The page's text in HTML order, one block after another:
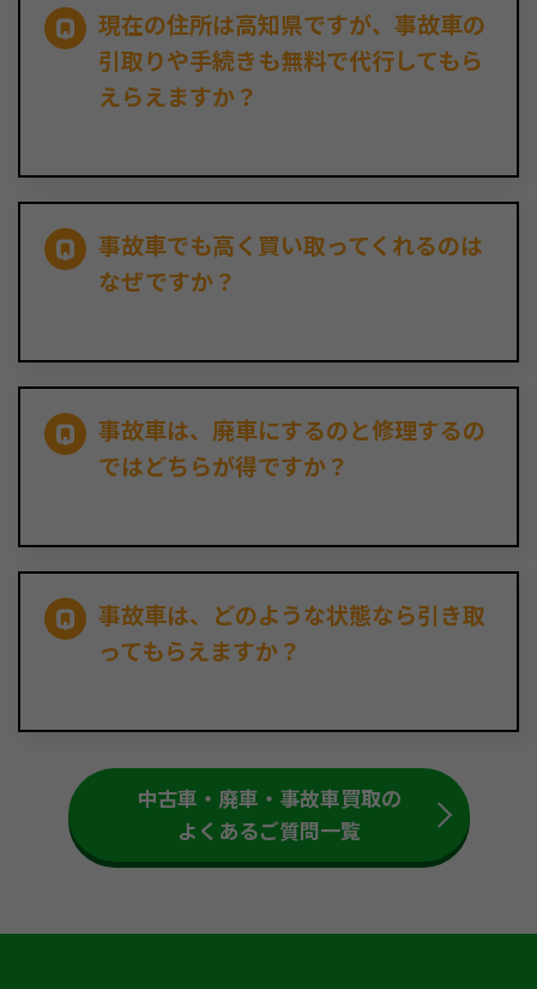
現在の住所は高知県ですが、事故車の
引取りや手続きも無料で代行してもら
えらえますか？
事故車でも高く買い取ってくれるのは
なぜですか？
事故車は、廃車にするのと修理するの
ではどちらが得ですか？
事故車は、どのような状態なら引き取
ってもらえますか？
中古車・廃車・事故車買取の
よくあるご質問一覧